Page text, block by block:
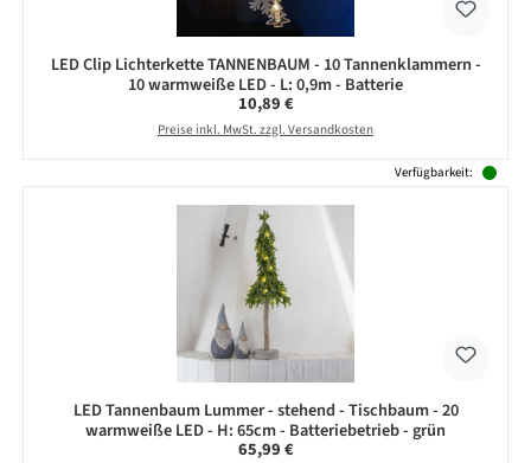
LED Clip Lichterkette TANNENBAUM - 10 Tannenklammern -
10 warmweiße LED - L: 0,9m - Batterie
Regulärer Preis:
10,89 €
Preise inkl. MwSt. zzgl. Versandkosten
Verfügbarkeit:
LED Tannenbaum Lummer - stehend - Tischbaum - 20
warmweiße LED - H: 65cm - Batteriebetrieb - grün
Regulärer Preis:
65,99 €